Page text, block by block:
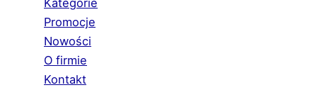
Kategorie
Promocje
Nowości
O firmie
Kontakt